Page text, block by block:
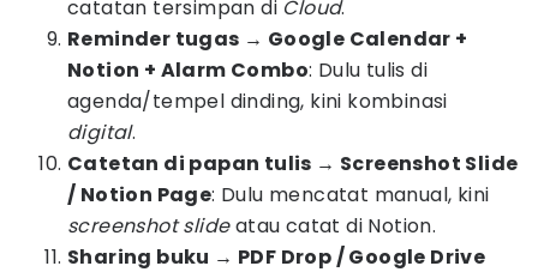
catatan tersimpan di Cloud.
Reminder tugas → Google Calendar +
Notion + Alarm Combo: Dulu tulis di
agenda/tempel dinding, kini kombinasi
digital.
Catetan di papan tulis → Screenshot Slide
/ Notion Page: Dulu mencatat manual, kini
screenshot slideatau catat di Notion.
Sharing buku → PDF Drop / Google Drive